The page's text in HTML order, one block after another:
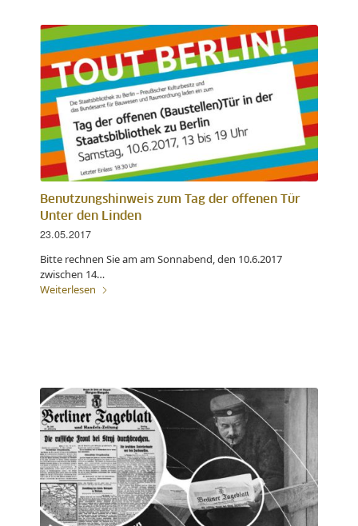
Benutzungshinweis zum Tag der offenen Tür
Unter den Linden
23.05.2017
Bitte rechnen Sie am am Sonnabend, den 10.6.2017
zwischen 14…
Weiterlesen